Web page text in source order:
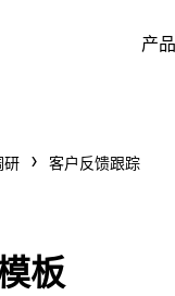
产品
研 客户反馈跟踪
板